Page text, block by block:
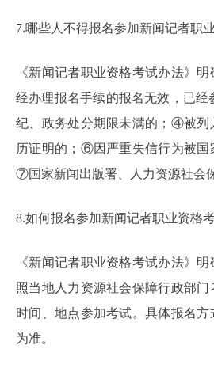
7.哪些人不得报名参加新闻记者职
《新闻记者职业资格考试办法》
经办理报名手续的报名无效，已
纪、政务处分期限未满的；④被
历证明的；⑥因严重失信行为被国
⑦国家新闻出版署、人力资源社会
8.如何报名参加新闻记者职业资格
《新闻记者职业资格考试办法》
照当地人力资源社会保障行政部
时间、地点参加考试。具体报名
为准。